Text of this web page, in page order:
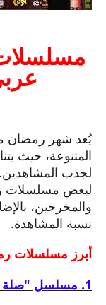
يُعد شهر رمضان
المتنوعة، حيث
لجذب المشاهدين.
والمخرجين،
نسبة المشاهدة.
أبرز مسلسلات
1. مسلسل "صلة رحم"